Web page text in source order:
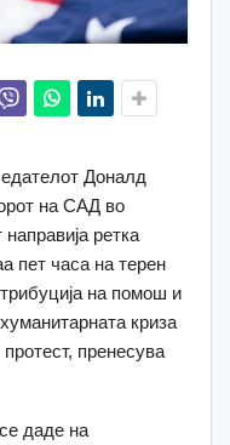
Доналд
на САД во
ретка
пет часа на терен
на помош и
криза
пренесува
даде на